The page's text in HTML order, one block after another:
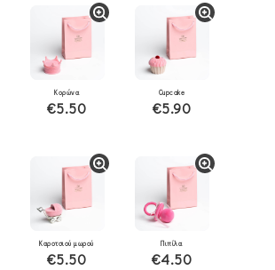
Κορώνα
€5.50
Cupcake
€5.90
Καροτσιού μωρού
€5.50
Πιπίλα
€4.50